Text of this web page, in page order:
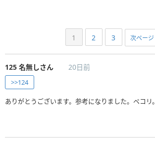
1 2 3 次ページ
125 名無しさん 20日前
>>124
ありがとうございます。参考になりました。ペコリ。